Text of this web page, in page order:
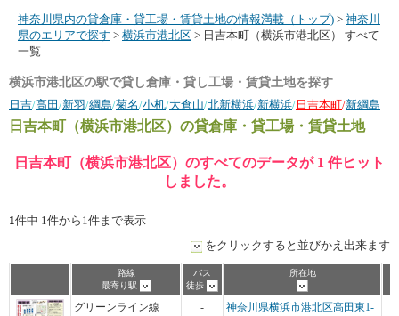
神奈川県内の貸倉庫・貸工場・賃貸土地の情報満載（トップ) > 神奈川
県のエリアで探す > 横浜市港北区 > 日吉本町（横浜市港北区） すべて
一覧
横浜市港北区の駅で貸し倉庫・貸し工場・賃貸土地を探す
日吉/高田 /新羽/綱島/菊名/小机/大倉山/北新横浜/新横浜/ 日吉本町/新綱島
日吉本町（横浜市港北区） の貸倉庫・貸工場・賃貸土地
日吉本町（横浜市港北区）のすべてのデータが 1 件ヒット
しました。
1件中 1件から1件まで表示
をクリックすると並びかえ出来ます
路線
最寄り駅
バス
徒歩
所在地
グリーンライン線
-
神奈川県横浜市港北区高田東1-